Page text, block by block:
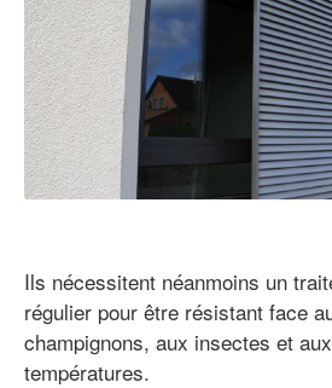
Ils nécessitent néanmoins un
régulier pour être résistant face
champignons, aux insectes et
températures.